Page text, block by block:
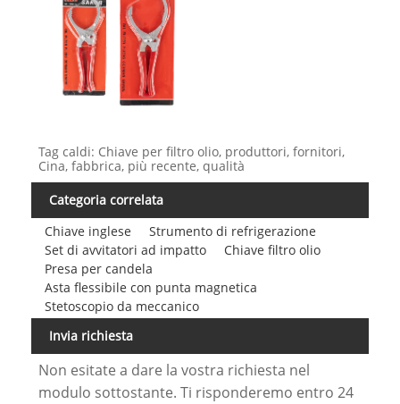
Tag caldi: Chiave per filtro olio, produttori, fornitori,
Cina, fabbrica, più recente, qualità
Categoria correlata
Chiave inglese
Strumento di refrigerazione
Set di avvitatori ad impatto
Chiave filtro olio
Presa per candela
Asta flessibile con punta magnetica
Stetoscopio da meccanico
Invia richiesta
Non esitate a dare la vostra richiesta nel
modulo sottostante. Ti risponderemo entro 24